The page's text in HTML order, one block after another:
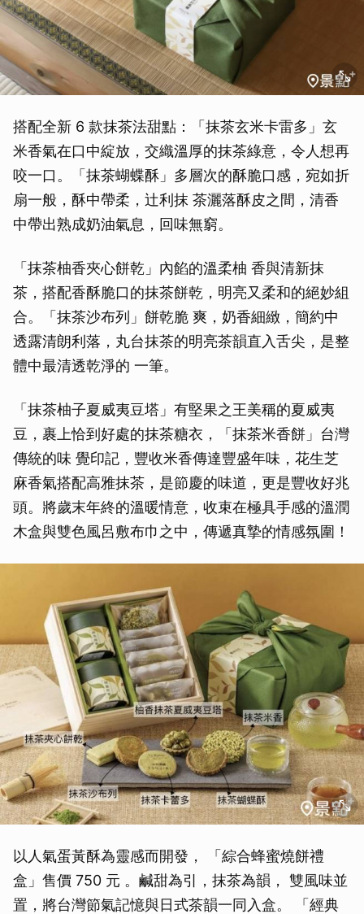
搭配全新 6 款抹茶法甜點：「抹茶玄米卡雷多」玄
米香氣在口中綻放，交織溫厚的抹茶綠意，令人想再
咬一口。「抹茶蝴蝶酥」多層次的酥脆口感，宛如折
扇一般，酥中帶柔，辻利抹 茶灑落酥皮之間，清香
中帶出熟成奶油氣息，回味無窮。
「抹茶柚香夾心餅乾」內餡的溫柔柚 香與清新抹
茶，搭配香酥脆口的抹茶餅乾，明亮又柔和的絕妙組
合。「抹茶沙布列」餅乾脆 爽，奶香細緻，簡約中
透露清朗利落，丸台抹茶的明亮茶韻直入舌尖，是整
體中最清透乾淨的 一筆。
「抹茶柚子夏威夷豆塔」有堅果之王美稱的夏威夷
豆，裹上恰到好處的抹茶糖衣，「抹茶米香餅」台灣
傳統的味 覺印記，豐收米香傳達豐盛年味，花生芝
麻香氣搭配高雅抹茶，是節慶的味道，更是豐收好兆
頭。將歲末年終的溫暖情意，收束在極具手感的溫潤
木盒與雙色風呂敷布巾之中，傳遞真摯的情感氛圍！
以人氣蛋黃酥為靈感而開發， 「綜合蜂蜜燒餅禮
盒」售價 750 元 。鹹甜為引，抹茶為韻， 雙風味並
置，將台灣節氣記憶與日式茶韻一同入盒。 「經典